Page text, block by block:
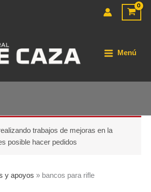
Menú
trabajos de mejoras en la
posible hacer pedidos
y apoyos » bancos para rifle